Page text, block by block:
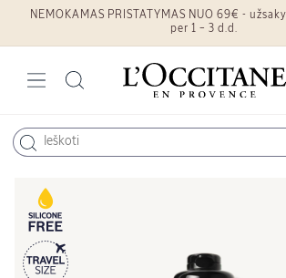
Eiti į turinį
NEMOKAMAS PRISTATYMAS NUO 69€ -
per 1 – 3 d.d.